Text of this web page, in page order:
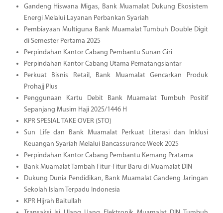
Gandeng Hiswana Migas, Bank Muamalat Dukung Ekosistem
Energi Melalui Layanan Perbankan Syariah
Pembiayaan Multiguna Bank Muamalat Tumbuh Double Digit
di Semester Pertama 2025
Perpindahan Kantor Cabang Pembantu Sunan Giri
Perpindahan Kantor Cabang Utama Pematangsiantar
Perkuat Bisnis Retail, Bank Muamalat Gencarkan Produk
Prohajj Plus
Penggunaan Kartu Debit Bank Muamalat Tumbuh Positif
Sepanjang Musim Haji 2025/1446 H
KPR SPESIAL TAKE OVER (STO)
Sun Life dan Bank Muamalat Perkuat Literasi dan Inklusi
Keuangan Syariah Melalui Bancassurance Week 2025
Perpindahan Kantor Cabang Pembantu Kemang Pratama
Bank Muamalat Tambah Fitur-Fitur Baru di Muamalat DIN
Dukung Dunia Pendidikan, Bank Muamalat Gandeng Jaringan
Sekolah Islam Terpadu Indonesia
KPR Hijrah Baitullah